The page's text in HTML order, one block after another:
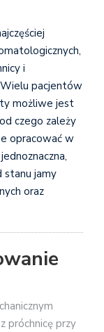
i
pacjentów
możliwe jest
czego zależy
opracować w
stanu jamy
oraz
próchnicę przy